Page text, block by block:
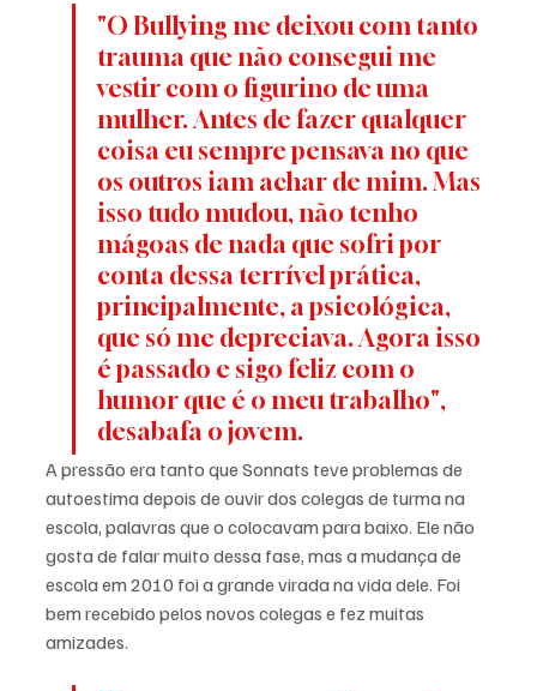
"O Bullying me deixou com tanto
trauma que não consegui me
vestir com o figurino de uma
mulher. Antes de fazer qualquer
coisa eu sempre pensava no que
os outros iam achar de mim. Mas
isso tudo mudou, não tenho
mágoas de nada que sofri por
conta dessa terrível prática,
principalmente, a psicológica,
que só me depreciava. Agora isso
é passado e sigo feliz com o
humor que é o meu trabalho",
desabafa o jovem.
A pressão era tanto que Sonnats teve problemas de
autoestima depois de ouvir dos colegas de turma na
escola, palavras que o colocavam para baixo. Ele não
gosta de falar muito dessa fase, mas a mudança de
escola em 2010 foi a grande virada na vida dele. Foi
bem recebido pelos novos colegas e fez muitas
amizades.